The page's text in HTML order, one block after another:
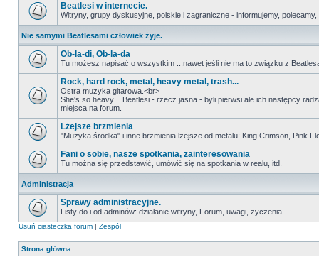
Beatlesi w internecie.
Witryny, grupy dyskusyjne, polskie i zagraniczne - informujemy, polecamy,
Nie samymi Beatlesami człowiek żyje.
Ob-la-di, Ob-la-da
Tu możesz napisać o wszystkim ...nawet jeśli nie ma to związku z
Rock, hard rock, metal, heavy metal, trash...
Ostra muzyka gitarowa.<br>
She's so heavy ...Beatlesi - rzecz jasna - byli pierwsi ale ich następcy
miejsca na forum.
Lżejsze brzmienia
"Muzyka środka" i inne brzmienia lżejsze od metalu: King Crimson, Pink
Fani o sobie, nasze spotkania, zainteresowania_
Tu można się przedstawić, umówić się na spotkania w realu, itd.
Administracja
Sprawy administracyjne.
Listy do i od adminów: działanie witryny, Forum, uwagi, życzenia.
Usuń ciasteczka forum | Zespół
Strona główna